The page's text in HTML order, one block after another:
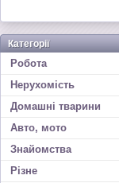
Категорії
Робота
Нерухомість
Домашні тварини
Авто, мото
Знайомства
Різне